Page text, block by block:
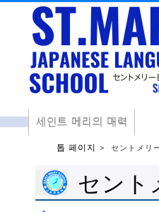
톱 페이지 セントメリ
セント